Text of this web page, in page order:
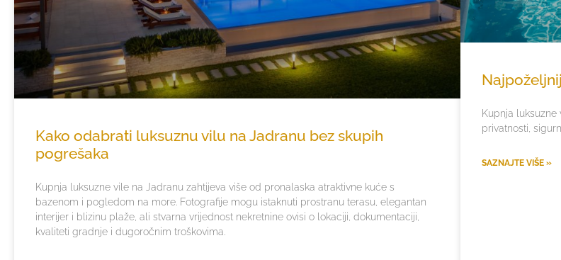
Kako odabrati luksuznu vilu na Jadranu bez skupih
pogrešaka
Kupnja luksuzne vile na Jadranu zahtijeva više od pronalaska atraktivne kuće s
bazenom i pogledom na more. Fotografije mogu istaknuti prostranu terasu, elegantan
interijer i blizinu plaže, ali stvarna vrijednost nekretnine ovisi o lokaciji, dokumentaciji,
kvaliteti gradnje i dugoročnim troškovima.
Kupnja
privatnosti,
SAZNAJTE VIŠE »